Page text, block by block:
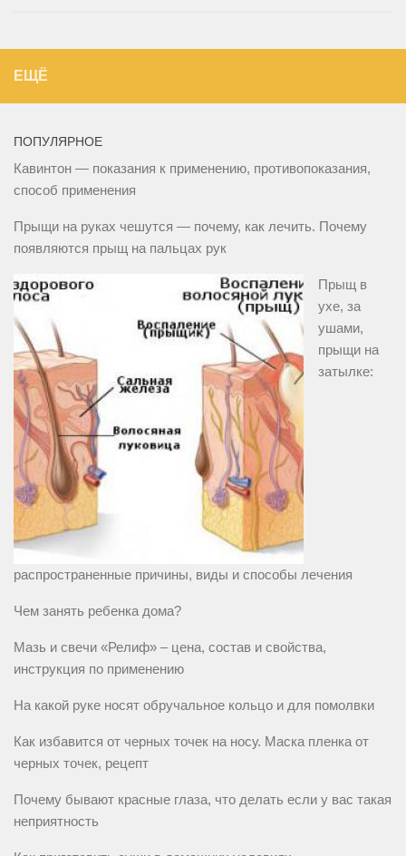
ЕЩЁ
ПОПУЛЯРНОЕ
Кавинтон — показания к применению, противопоказания,
способ применения
Прыщи на руках чешутся — почему, как лечить. Почему
появляются прыщ на пальцах рук
Прыщ в
ухе, за
ушами,
прыщи на
затылке:
распространенные причины, виды и способы лечения
Чем занять ребенка дома?
Мазь и свечи «Релиф» – цена, состав и свойства,
инструкция по применению
На какой руке носят обручальное кольцо и для помолвки
Как избавится от черных точек на носу. Маска пленка от
черных точек, рецепт
Почему бывают красные глаза, что делать если у вас такая
неприятность